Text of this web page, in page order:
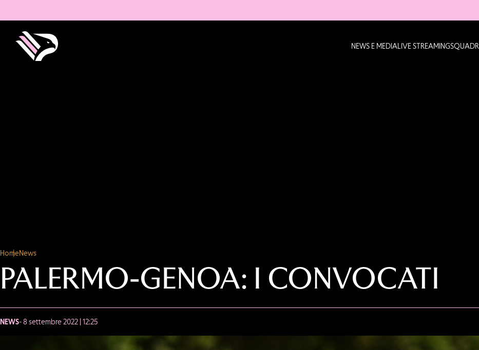
NEWS E MEDIALIVE STREAMING
HomeNews
PALERMO-GENOA: I CONVOCATI
NEWS- 8 settembre 2022 | 12:25